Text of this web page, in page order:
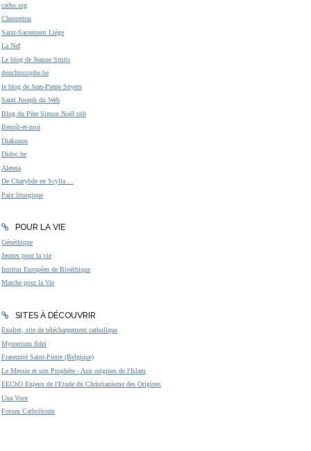
catho.org
Chesterton
Saint-Sacrement Liège
La Nef
Le blog de Jeanne Smits
donchristophe.be
le blog de Jean-Pierre Snyers
Saint Joseph du Web
Blog du Père Simon Noël osb
Benoît-et-moi
Diakonos
Didoc.be
Aleteia
De Charybde en Scylla ...
Paix liturgique
POUR LA VIE
Généthique
Jeunes pour la vie
Institut Européen de Bioéthique
Marche pour la Vie
SITES À DÉCOUVRIR
Exultet, site de téléchargement catholique
Mysterium fidei
Fraternité Saint-Pierre (Belgique)
Le Messie et son Prophète - Aux origines de l'Islam
EEChO Enjeux de l'Etude du Christianisme des Origines
Una Voce
Forum Catholicum